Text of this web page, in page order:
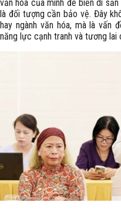
văn hóa của mình để biến di
là đối tượng cần bảo vệ. Đây
hay ngành văn hóa, mà là vấn
năng lực cạnh tranh và tương